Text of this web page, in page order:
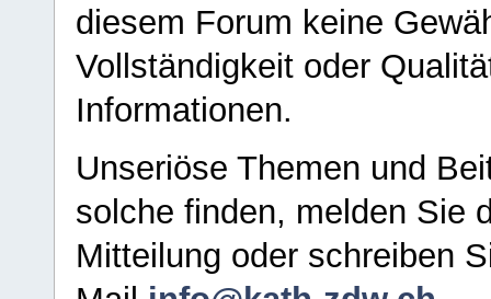
diesem Forum keine
Vollständigkeit oder
Informationen.
Unseriöse Themen und
solche finden, melden Sie
Mitteilung oder schreiben